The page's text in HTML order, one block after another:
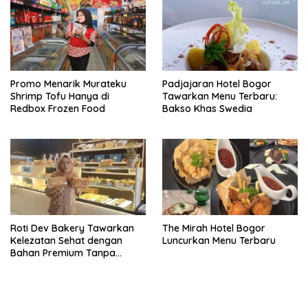
Promo Menarik Murateku
Shrimp Tofu Hanya di
Redbox Frozen Food
Padjajaran Hotel Bogor
Tawarkan Menu Terbaru:
Bakso Khas Swedia
Roti Dev Bakery Tawarkan
Kelezatan Sehat dengan
Bahan Premium Tanpa
The Mirah Hotel Bogor
Luncurkan Menu Terbaru